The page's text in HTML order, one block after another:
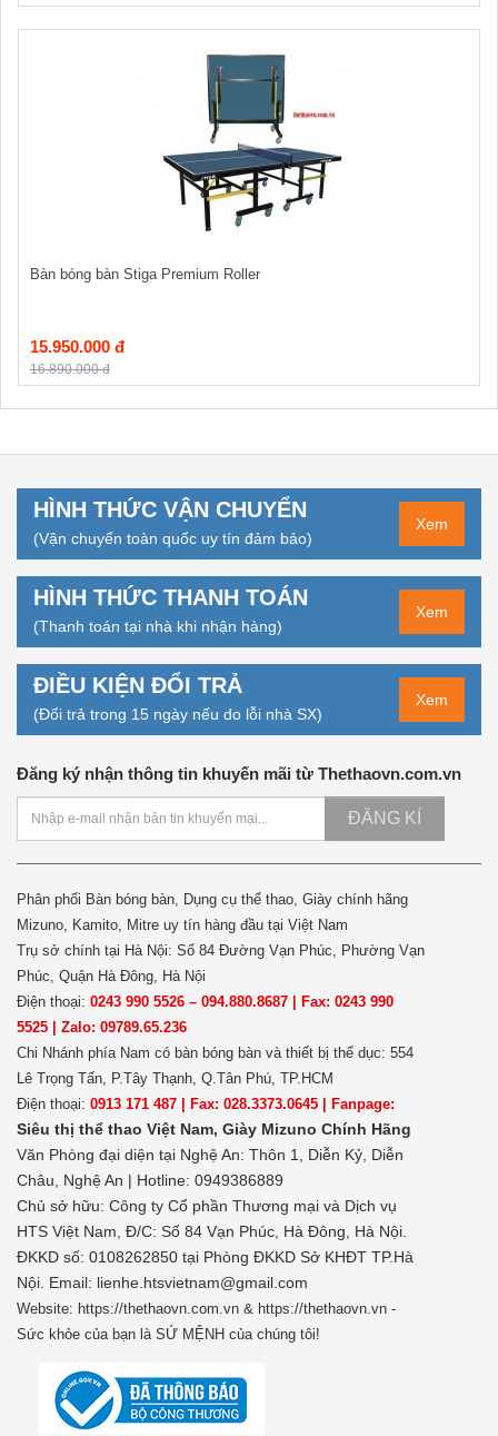
Bàn bóng bàn Stiga Premium Roller
15.950.000 đ
16.890.000 đ
HÌNH THỨC VẬN CHUYỂN
(Vận chuyển toàn quốc uy tín đảm bảo)
Xem
HÌNH THỨC THANH TOÁN
(Thanh toán tại nhà khi nhận hàng)
Xem
ĐIỀU KIỆN ĐỔI TRẢ
(Đổi trả trong 15 ngày nếu do lỗi nhà SX)
Xem
Đăng ký nhận thông tin khuyến mãi từ Thethaovn.com.vn
ĐĂNG KÍ
Phân phối Bàn bóng bàn, Dụng cụ thể thao, Giày chính hãng
Mizuno, Kamito, Mitre uy tín hàng đầu tại Việt Nam
Trụ sở chính tại Hà Nội: Số 84 Đường Vạn Phúc, Phường Vạn
Phúc, Quận Hà Đông, Hà Nội
Điện thoại: 0243 990 5526 – 094.880.8687 | Fax: 0243 990
5525 | Zalo: 09789.65.236
Chi Nhánh phía Nam có bàn bóng bàn và thiết bị thể dục: 554
Lê Trọng Tấn, P.Tây Thạnh, Q.Tân Phú, TP.HCM
Điện thoại: 0913 171 487 | Fax: 028.3373.0645 | Fanpage:
Siêu thị thể thao Việt Nam, Giày Mizuno Chính Hãng
Văn Phòng đại diện tại Nghệ An: Thôn 1, Diễn Kỷ, Diễn
Châu, Nghệ An | Hotline: 0949386889
Chủ sở hữu: Công ty Cổ phần Thương mại và Dịch vụ
HTS Việt Nam, Đ/C: Số 84 Vạn Phúc, Hà Đông, Hà Nội.
ĐKKD số: 0108262850 tại Phòng ĐKKD Sở KHĐT TP.Hà
Nội. Email: lienhe.htsvietnam@gmail.com
Website: https://thethaovn.com.vn & https://thethaovn.vn -
Sức khỏe của bạn là SỨ MỆNH của chúng tôi!